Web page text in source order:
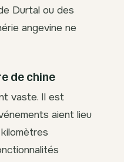
Durtal ou des
angevine ne
de chine
vaste. Il est
aient lieu